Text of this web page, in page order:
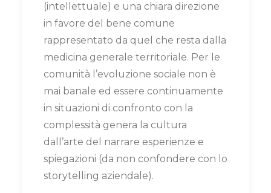
(intellettuale) e una chiara direzione
in favore del bene comune
rappresentato da quel che resta dalla
medicina generale territoriale. Per le
comunità l’evoluzione sociale non è
mai banale ed essere continuamente
in situazioni di confronto con la
complessità genera la cultura
dall’arte del narrare esperienze e
spiegazioni (da non confondere con lo
storytelling aziendale).